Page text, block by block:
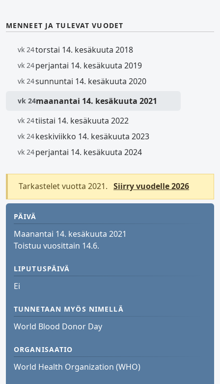
MENNEET JA TULEVAT VUODET
vk 24torstai 14. kesäkuuta 2018
vk 24perjantai 14. kesäkuuta 2019
vk 24sunnuntai 14. kesäkuuta 2020
vk 24maanantai 14. kesäkuuta 2021
vk 24tiistai 14. kesäkuuta 2022
vk 24keskiviikko 14. kesäkuuta 2023
vk 24perjantai 14. kesäkuuta 2024
Tarkastelet vuotta 2021. Siirry vuodelle 2026
PÄIVÄ
Maanantai 14. kesäkuuta 2021
Toistuu vuosittain 14.6.
LIPUTUSPÄIVÄ
Ei
TUNNETAAN MYÖS NIMELLÄ
World Blood Donor Day
ORGANISAATIO
World Health Organization (WHO)